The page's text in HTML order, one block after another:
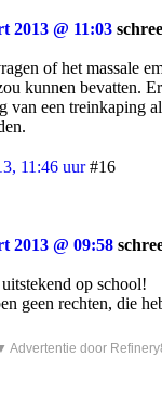
2013 @ 11:03
of het massale
kunnen bevatten.
van een treinkaping
11:46 uur #16
2013 @ 09:58
op school!
geen rechten, die
Advertentie door